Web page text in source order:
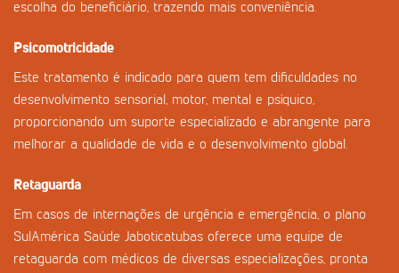
escolha do beneficiário, trazendo mais conveniência.
Psicomotricidade
Este tratamento é indicado para quem tem dificuldades no
desenvolvimento sensorial, motor, mental e psíquico,
proporcionando um suporte especializado e abrangente para
melhorar a qualidade de vida e o desenvolvimento global.
Retaguarda
Em casos de internações de urgência e emergência, o plano
SulAmérica Saúde Jaboticatubas oferece uma equipe de
retaguarda com médicos de diversas especializações, pronta